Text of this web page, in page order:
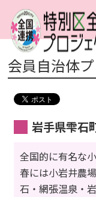
会員自治体
岩手県雫石
全国的に有名な
春には小岩井農
石・網張温泉・